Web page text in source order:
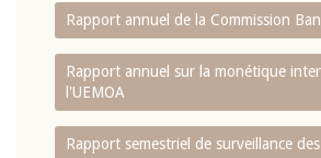
Rapport annuel de la Commission
Rapport annuel sur la monétique
l'UEMOA
Rapport semestriel de surveillance